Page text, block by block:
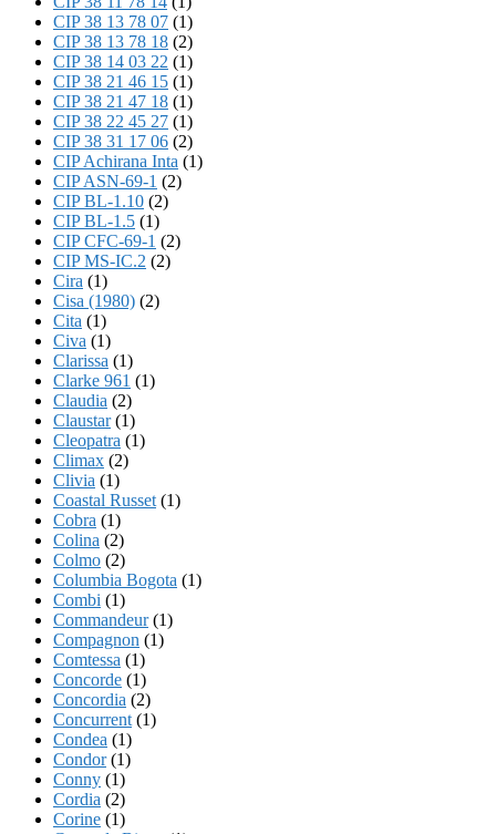
CIP 38 13 78 07 (1)
CIP 38 13 78 18 (2)
CIP 38 14 03 22 (1)
CIP 38 21 46 15 (1)
CIP 38 21 47 18 (1)
CIP 38 22 45 27 (1)
CIP 38 31 17 06 (2)
CIP Achirana Inta (1)
CIP ASN-69-1 (2)
CIP BL-1.10 (2)
CIP BL-1.5 (1)
CIP CFC-69-1 (2)
CIP MS-IC.2 (2)
Cira (1)
Cisa (1980) (2)
Cita (1)
Civa (1)
Clarissa (1)
Clarke 961 (1)
Claudia (2)
Claustar(1)
Cleopatra (1)
Climax (2)
Clivia (1)
Coastal Russet (1)
Cobra (1)
Colina (2)
Colmo (2)
Columbia Bogota (1)
Combi (1)
Commandeur(1)
Compagnon (1)
Comtessa (1)
Concorde (1)
Concordia (2)
Concurrent (1)
Condea (1)
Condor(1)
Conny (1)
Cordia (2)
Corine (1)